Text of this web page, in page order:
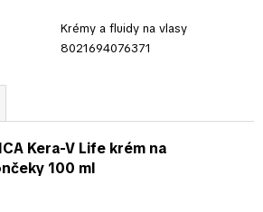
Krémy a fluidy na vlasy
8021694076371
Kera-V Life krém na
100 ml